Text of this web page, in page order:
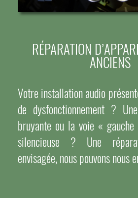
RÉPARATION
ANCIENS
Votre installation audio
de dysfonctionnement ?
bruyante ou la voie «
silencieuse ? Une
envisagée, nous pouvons nous